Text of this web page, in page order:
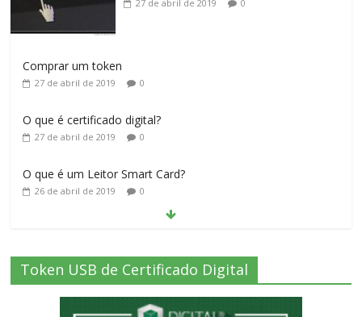
27 de abril de 2019 0
27 de abril de 2019
26 de abril de 2019 0
26 de abril de 2019 0
O que você precisa saber para adquirir
seu certificado digital
Token USB de Certificado Digital